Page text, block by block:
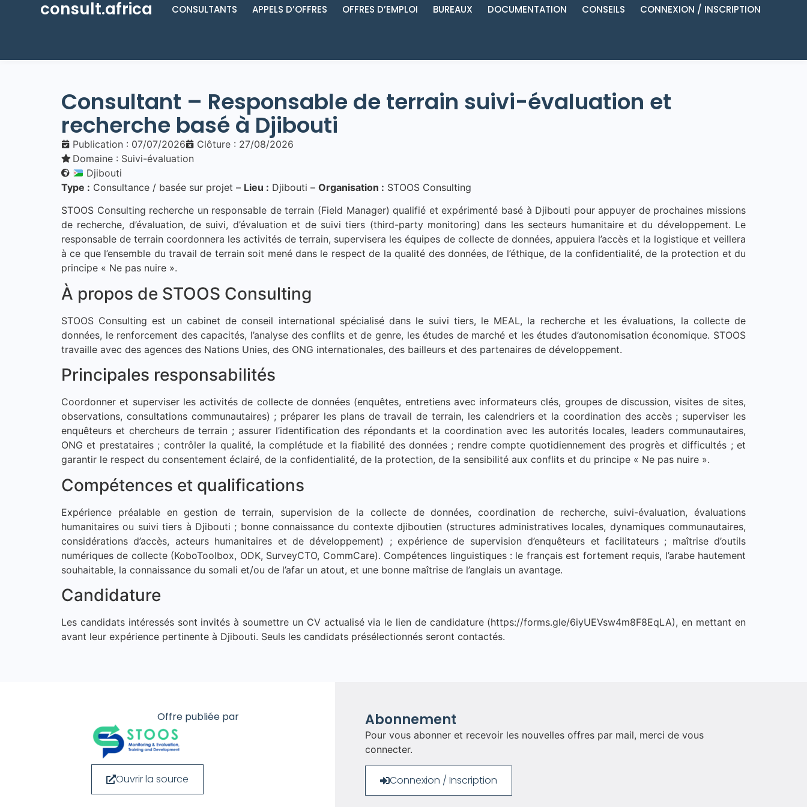
consult.africa CONSULTANTS APPELS D’OFFRES OFFRES D’EMPLOI BUREAUX DOCUMENTATION CONSEILS CONNEXION / INSCRIPTION
Consultant – Responsable de terrain suivi-évaluation et
recherche basé à Djibouti
Publication : 07/07/2026
Clôture : 27/08/2026
Domaine : Suivi-évaluation
Djibouti
Type : Consultance / basée sur projet – Lieu : Djibouti – Organisation : STOOS Consulting
STOOS Consulting recherche un responsable de terrain (Field Manager) qualifié et expérimenté basé à Djibouti pour appuyer de prochaines missions
de recherche, d’évaluation, de suivi, d’évaluation et de suivi tiers (third-party monitoring) dans les secteurs humanitaire et du développement. Le
responsable de terrain coordonnera les activités de terrain, supervisera les équipes de collecte de données, appuiera l’accès et la logistique et veillera
à ce que l’ensemble du travail de terrain soit mené dans le respect de la qualité des données, de l’éthique, de la confidentialité, de la protection et du
principe « Ne pas nuire ».
À propos de STOOS Consulting
STOOS Consulting est un cabinet de conseil international spécialisé dans le suivi tiers, le MEAL, la recherche et les évaluations, la collecte de
données, le renforcement des capacités, l’analyse des conflits et de genre, les études de marché et les études d’autonomisation économique. STOOS
travaille avec des agences des Nations Unies, des ONG internationales, des bailleurs et des partenaires de développement.
Principales responsabilités
Coordonner et superviser les activités de collecte de données (enquêtes, entretiens avec informateurs clés, groupes de discussion, visites de sites,
observations, consultations communautaires) ; préparer les plans de travail de terrain, les calendriers et la coordination des accès ; superviser les
enquêteurs et chercheurs de terrain ; assurer l’identification des répondants et la coordination avec les autorités locales, leaders communautaires,
ONG et prestataires ; contrôler la qualité, la complétude et la fiabilité des données ; rendre compte quotidiennement des progrès et difficultés ; et
garantir le respect du consentement éclairé, de la confidentialité, de la protection, de la sensibilité aux conflits et du principe « Ne pas nuire ».
Compétences et qualifications
Expérience préalable en gestion de terrain, supervision de la collecte de données, coordination de recherche, suivi-évaluation, évaluations
humanitaires ou suivi tiers à Djibouti ; bonne connaissance du contexte djiboutien (structures administratives locales, dynamiques communautaires,
considérations d’accès, acteurs humanitaires et de développement) ; expérience de supervision d’enquêteurs et facilitateurs ; maîtrise d’outils
numériques de collecte (KoboToolbox, ODK, SurveyCTO, CommCare). Compétences linguistiques : le français est fortement requis, l’arabe hautement
souhaitable, la connaissance du somali et/ou de l’afar un atout, et une bonne maîtrise de l’anglais un avantage.
Candidature
Les candidats intéressés sont invités à soumettre un CV actualisé via le lien de candidature (https://forms.gle/6iyUEVsw4m8F8EqLA), en mettant en
avant leur expérience pertinente à Djibouti. Seuls les candidats présélectionnés seront contactés.
Offre publiée par
Ouvrir la source
Abonnement
Pour vous abonner et recevoir les nouvelles offres par mail, merci de vous
connecter.
Connexion / Inscription